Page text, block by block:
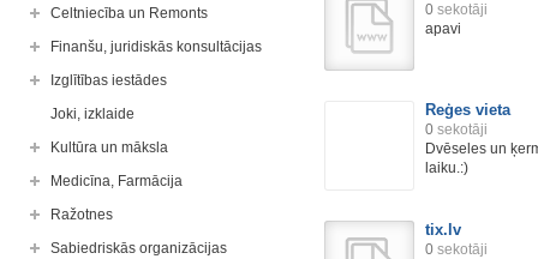
Celtniecība un Remonts
Finanšu, juridiskās konsultācijas
Izglītības iestādes
Joki, izklaide
Kultūra un māksla
Medicīna, Farmācija
Ražotnes
Sabiedriskās organizācijas
0 sekotāji
apavi
Reģes vieta
0 sekotāji
Dvēseles un
laiku.:)
tix.lv
0 sekotāji